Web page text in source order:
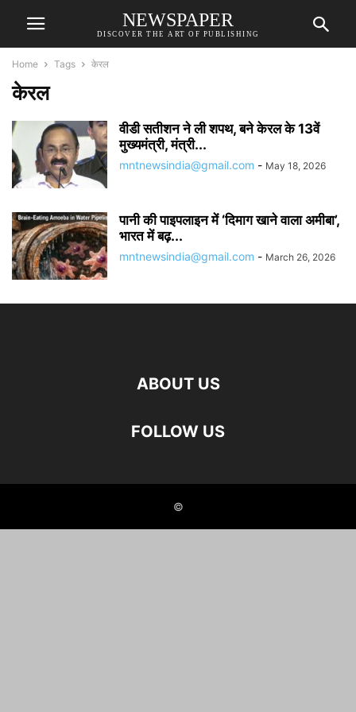
NEWSPAPER
DISCOVER THE ART OF PUBLISHING
Home Tags केरल
केरल
वीडी सतीशन ने ली शपथ, बने केरल के 13वें
मुख्यमंत्री, मंत्री...
mntnewsindia@gmail.com - May 18, 2026
पानी की पाइपलाइन में ‘दिमाग खाने वाला अमीबा’,
भारत में बढ़...
mntnewsindia@gmail.com - March 26, 2026
ABOUT US
FOLLOW US
©